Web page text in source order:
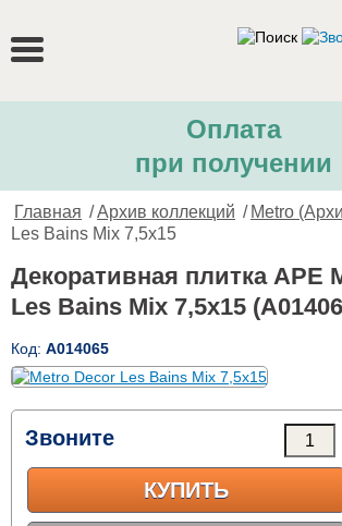
Оплата
при получении
Главная /Архив коллекций / Metro
Les Bains Mix 7,5x15
Декоративная плитка APE
Les Bains Mix 7,5x15
Код: A014065
Звоните
КУПИТЬ